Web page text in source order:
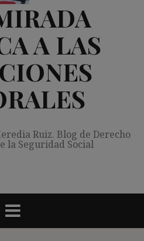
A LAS
Ruiz. Blog de Derecho
la Seguridad Social